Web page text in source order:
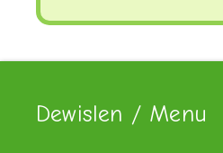
Dewislen / Menu